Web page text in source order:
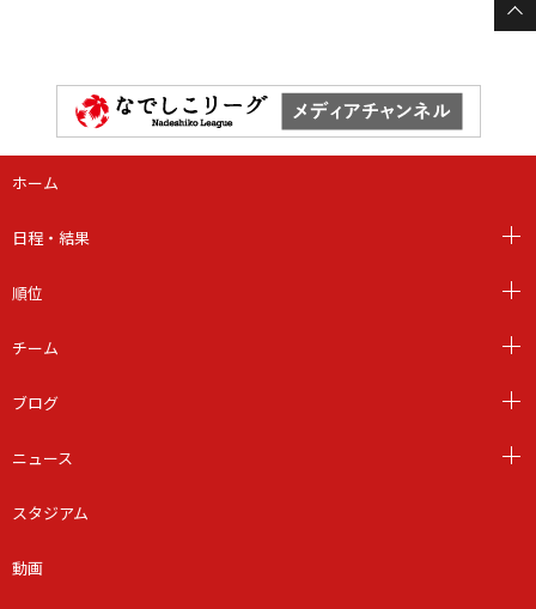
ホーム
日程・結果
順位
チーム
ブログ
ニュース
スタジアム
動画